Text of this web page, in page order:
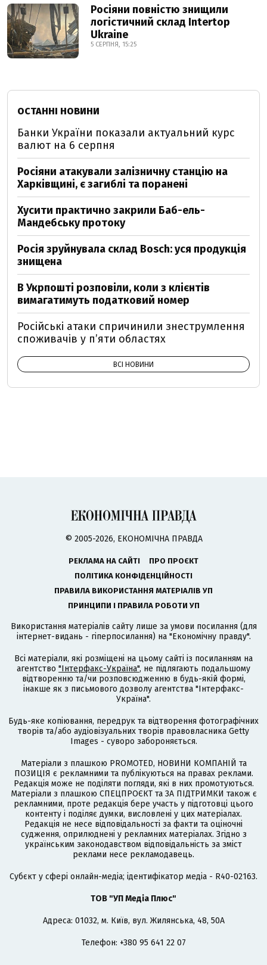
Росіяни повністю знищили
логістичний склад Intertop
Ukraine
5 СЕРПНЯ, 15:25
ОСТАННІ НОВИНИ
Банки України показали актуальний курс
валют на 6 серпня
Росіяни атакували залізничну станцію на
Харківщині, є загиблі та поранені
Хусити практично закрили Баб-ель-
Мандебську протоку
Росія зруйнувала склад Bosch: уся продукція
знищена
В Укрпошті розповіли, коли з клієнтів
вимагатимуть податковий номер
Російські атаки спричинили знеструмлення
споживачів у п’яти областях
ВСІ НОВИНИ
© 2005-2026, ЕКОНОМІЧНА ПРАВДА
РЕКЛАМА НА САЙТІ
ПРО ПРОЄКТ
ПОЛІТИКА КОНФІДЕНЦІЙНОСТІ
ПРАВИЛА ВИКОРИСТАННЯ МАТЕРІАЛІВ УП
ПРИНЦИПИ І ПРАВИЛА РОБОТИ УП
Використання матеріалів сайту лише за умови посилання (для
інтернет-видань - гіперпосилання) на "Економічну правду".
Всі матеріали, які розміщені на цьому сайті із посиланням на
агентство "Інтерфакс-Україна", не підлягають подальшому
відтворенню та/чи розповсюдженню в будь-якій формі,
інакше як з письмового дозволу агентства "Інтерфакс-
Україна".
Будь-яке копіювання, передрук та відтворення фотографічних
творів та/або аудіовізуальних творів правовласника Getty
Images - суворо забороняється.
Матеріали з плашкою PROMOTED, НОВИНИ КОМПАНІЙ та
ПОЗИЦІЯ є рекламними та публікуються на правах реклами.
Редакція може не поділяти погляди, які в них промотуються.
Матеріали з плашкою СПЕЦПРОЄКТ та ЗА ПІДТРИМКИ також є
рекламними, проте редакція бере участь у підготовці цього
контенту і поділяє думки, висловлені у цих матеріалах.
Редакція не несе відповідальності за факти та оціночні
судження, оприлюднені у рекламних матеріалах. Згідно з
українським законодавством відповідальність за зміст
реклами несе рекламодавець.
Cубєкт у сфері онлайн-медіа; ідентифікатор медіа - R40-02163.
ТОВ "УП Медіа Плюс"
Адреса: 01032, м. Київ, вул. Жилянська, 48, 50А
Телефон: +380 95 641 22 07